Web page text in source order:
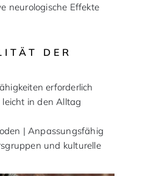
neurologische Effekte
DER
erforderlich
in den Alltag
| Anpassungsfähig
und kulturelle